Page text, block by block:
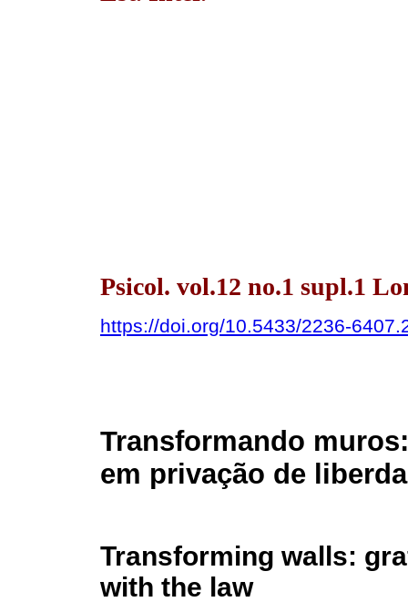
Psicol. vol.12 no.1 supl.1
https://doi.org/10.5433/2236-
Transformando
em privação de
Transforming walls:
with the law